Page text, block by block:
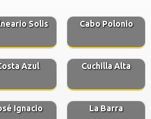
Solis Cabo Polonio
Azul Cuchilla Alta
Ignacio La Barra